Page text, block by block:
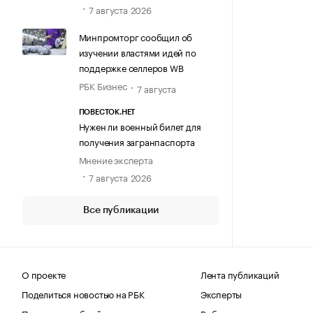
7 августа 2026
Минпромторг сообщил об
изучении властями идей по
поддержке селлеров WB
РБК Бизнес
7 августа
ПОВЕСТОК.НЕТ
Нужен ли военный билет для
получения загранпаспорта
Мнение эксперта
7 августа 2026
Все публикации
О проекте
Поделиться новостью на РБК
Лента публикаций
Эксперты